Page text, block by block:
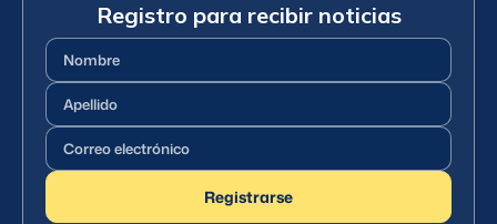
Registro para recibir noticias
Nombre
Apellido
Correo
electrónico(Requerido)
Registrarse